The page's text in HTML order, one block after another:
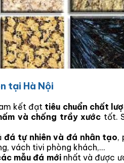
tại Hà Nội
kết đạt tiêu chuẩn chất
và chống trầy xước tốt.
đá tự nhiên và đá nhân tạo,
vách tivi phòng khách,…
mẫu đá mới nhất và được